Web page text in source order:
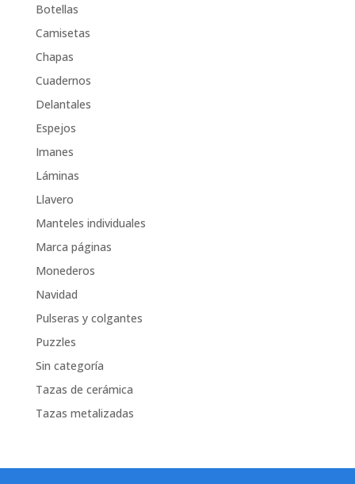
Botellas
Camisetas
Chapas
Cuadernos
Delantales
Espejos
Imanes
Láminas
Llavero
Manteles individuales
Marca páginas
Monederos
Navidad
Pulseras y colgantes
Puzzles
Sin categoría
Tazas de cerámica
Tazas metalizadas